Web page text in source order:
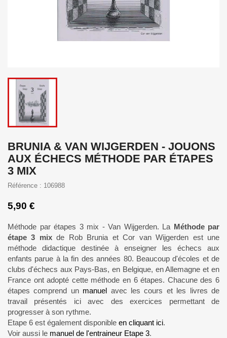
BRUNIA & VAN WIJGERDEN - JOUONS
AUX ÉCHECS MÉTHODE PAR ÉTAPES
3 MIX
Référence : 106988
5,90 €
Méthode par étapes 3 mix - Van Wijgerden. La Méthode par
étape 3 mixde Rob Brunia et Cor van Wijgerden est une
méthode didactique destinée à enseigner les échecs aux
enfants parue à la fin des années 80. Beaucoup d'écoles et de
clubs d'échecs aux Pays-Bas, en Belgique, en Allemagne et en
France ont adopté cette méthode en 6 étapes. Chacune des 6
étapes comprend un manuel avec les cours et les livres de
travail présentés ici avec des exercices permettant de
progresser à son rythme.
Etape 6 est également disponible en cliquant ici.
Voir aussi le manuel de l'entraineur Etape 3.